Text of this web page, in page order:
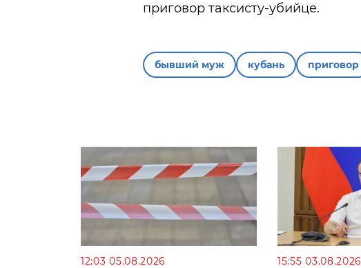
приговор таксисту-убийце.
бывший муж кубань приговор
12:03 05.08.2026 15:55 03.08.2026